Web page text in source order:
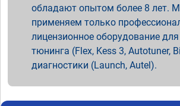
обладают опытом более 8 лет.
применяем только
лицензионное оборудование
тюнинга (Flex, Kess 3, Autotuner,
диагностики (Launch, Autel).